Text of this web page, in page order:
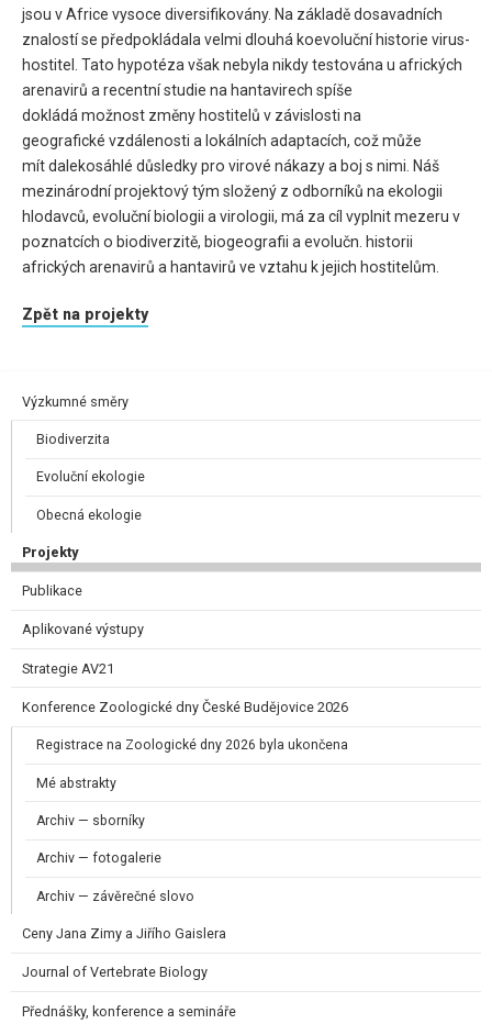
jsou v Africe vysoce diversifikovány. Na základě dosavadních
znalostí se předpokládala velmi dlouhá koevoluční historie virus-
hostitel. Tato hypotéza však nebyla nikdy testována u afrických
arenavirů a recentní studie na hantavirech spíše
dokládá možnost změny hostitelů v závislosti na
geografické vzdálenosti a lokálních adaptacích, což může
mít dalekosáhlé důsledky pro virové nákazy a boj s nimi. Náš
mezinárodní projektový tým složený z odborníků na ekologii
hlodavců, evoluční biologii a virologii, má za cíl vyplnit mezeru v
poznatcích o biodiverzitě, biogeografii a evolučn. historii
afrických arenavirů a hantavirů ve vztahu k jejich hostitelům.
Zpět na projekty
Výzkumné směry
Biodiverzita
Evoluční ekologie
Obecná ekologie
Projekty
Publikace
Aplikované výstupy
Strategie AV21
Konference Zoologické dny České Budějovice 2026
Registrace na Zoologické dny 2026 byla ukončena
Mé abstrakty
Archiv — sborníky
Archiv — fotogalerie
Archiv — závěrečné slovo
Ceny Jana Zimy a Jiřího Gaislera​
Journal of Vertebrate Biology
Přednášky, konference a semináře